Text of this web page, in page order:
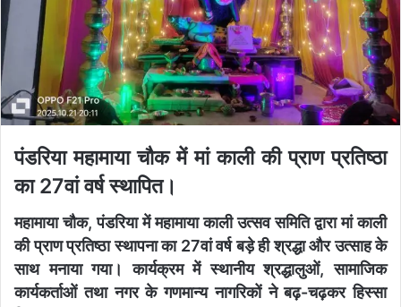
पंडरिया महामाया चौक में मां काली की प्राण प्रतिष्ठा
का 27वां वर्ष स्थापित।
महामाया चौक, पंडरिया में महामाया काली उत्सव समिति द्वारा मां काली
की प्राण प्रतिष्ठा स्थापना का 27वां वर्ष बड़े ही श्रद्धा और उत्साह के
साथ मनाया गया। कार्यक्रम में स्थानीय श्रद्धालुओं, सामाजिक
कार्यकर्ताओं तथा नगर के गणमान्य नागरिकों ने बढ़-चढ़कर हिस्सा